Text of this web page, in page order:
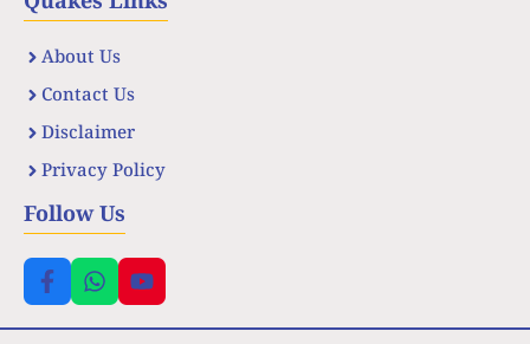
About Us
Contact Us
Disclaimer
Privacy Policy
Follow Us